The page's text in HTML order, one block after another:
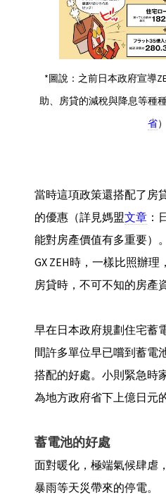
*圖說：之前日本政府宣導
助、房貸的減稅與降息等種
省）
當時這項政策還搭配了房
的優惠（詳見媽盟文章：
能對房產價值有多重要）
GX ZEH時，一樣比照辦
房貸時，不可不知的房產
早在日本政府規劃住宅蓄
間許多單位早已嚐到蓄電
搭配的好處。小則緊急時
為地方政府省下上億日元
蓄電池的好處
面對暖化，極端氣候肆虐
暴雨等天災帶來的停電。